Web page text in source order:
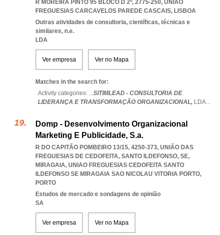
R MOREIRA PINTO 95 BLOCO D 2º, 2775-250, UNIAO
FREGUESIAS CARCAVELOS PAREDE CASCAIS, LISBOA
Outras atividades de consultoria, científicas, técnicas e
similares, n.e.
LDA
Ver empresa Ver no Mapa
Matches in the search for:
Activity categories: ...SITIMLEAD - CONSULTORIA DE
LIDERANÇA E TRANSFORMAÇÃO ORGANIZACIONAL, LDA...
Domp - Desenvolvimento Organizacional
Marketing E Publicidade, S.a.
R DO CAPITÃO POMBEIRO 13/15, 4250-373, UNIÃO DAS
FREGUESIAS DE CEDOFEITA, SANTO ILDEFONSO, SE,
MIRAGAIA, UNIAO FREGUESIAS CEDOFEITA SANTO
ILDEFONSO SE MIRAGAIA SAO NICOLAU VITORIA PORTO,
PORTO
Estudos de mercado e sondagens de opinião
SA
Ver empresa Ver no Mapa